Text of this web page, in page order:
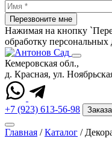
Перезвоните мне
Нажимая на кнопку
обработку
Кемеровская обл.,
д. Красная, ул.
+7 (923) 613-56-98
Главная / Каталог /